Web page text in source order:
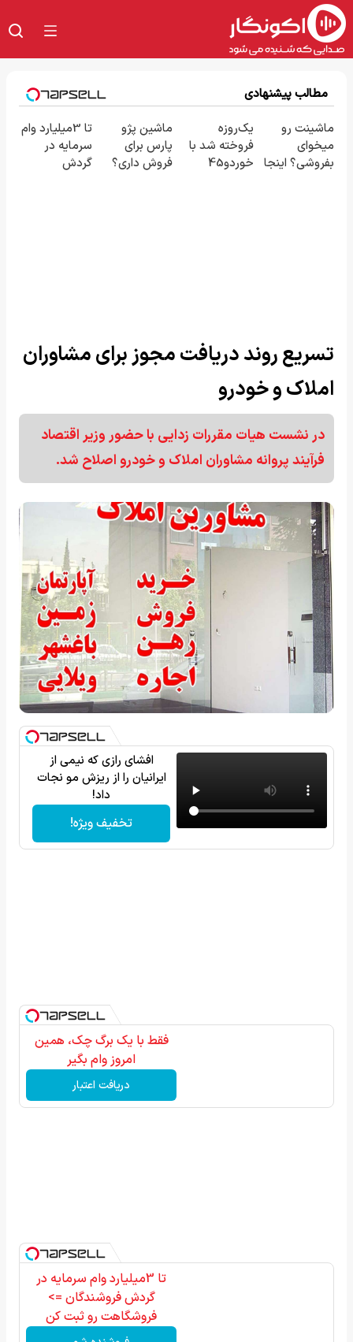
مطالب پیشنهادی
ماشینت رو
میخوای
بفروشی؟ اینجا
یک‌روزه
فروخته شد با
خوردو45
ماشین پژو
پارس برای
فروش داری؟
تا 3میلیارد وام
سرمایه در
گردش
تسریع روند دریافت مجوز برای مشاوران
املاک و خودرو
در نشست هیات مقررات زدایی با حضور وزیر اقتصاد
فرآیند پروانه مشاوران املاک و خودرو اصلاح شد.
افشای رازی که نیمی از
ایرانیان را از ریزش مو نجات
داد!
تخفیف ویژه!
فقط با یک برگ چک، همین
امروز وام بگیر
دریافت اعتبار
تا 3میلیارد وام سرمایه در
گردش فروشندگان =>
فروشگاهت رو ثبت کن